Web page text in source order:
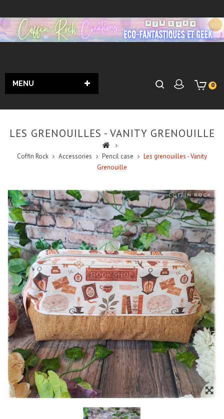
0
MENU
LES GRENOUILLES - VANITY GRENOUILLE
Coffin Rock Accessories Pencil case
Les grenouilles - Vanity
Grenouille